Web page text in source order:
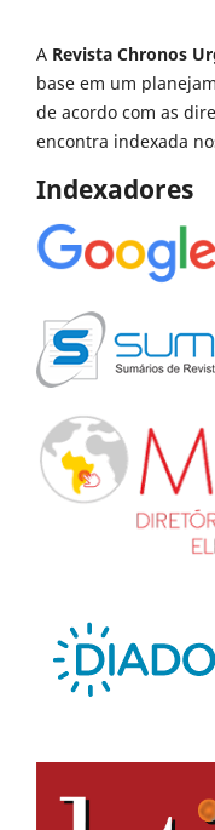
A Revista Chronos
base em um
de acordo com as
encontra indexada
Indexadores